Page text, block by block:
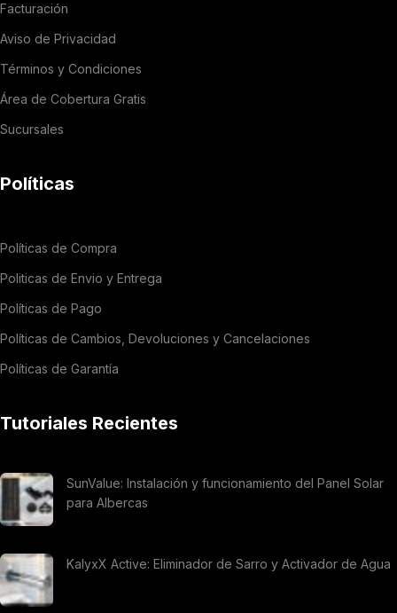
Facturación
Aviso de Privacidad
Términos y Condiciones
Área de Cobertura Gratis
Sucursales
Políticas
Políticas de Compra
Politicas de Envio y Entrega
Políticas de Pago
Políticas de Cambios, Devoluciones y Cancelaciones
Políticas de Garantía
Tutoriales Recientes
SunValue: Instalación y funcionamiento del Panel Solar
para Albercas
KalyxX Active: Eliminador de Sarro y Activador de Agua